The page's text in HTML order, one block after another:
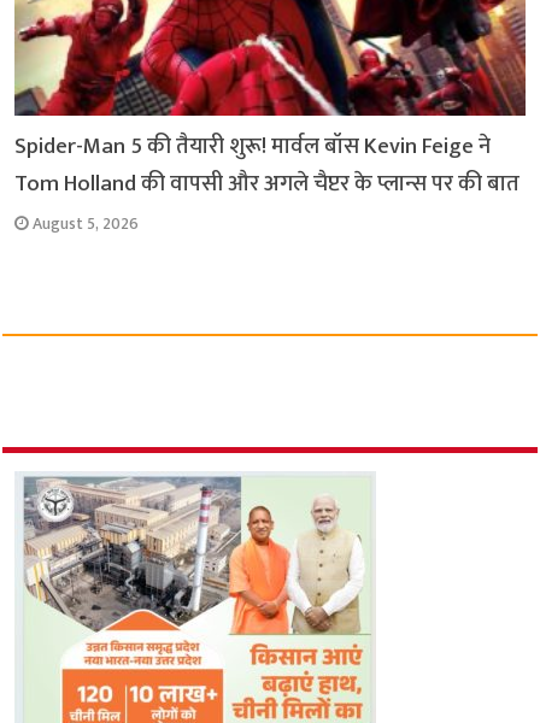
Spider-Man 5 की तैयारी शुरू! मार्वल बॉस Kevin Feige ने
Tom Holland की वापसी और अगले चैप्टर के प्लान्स पर की बात
August 5, 2026